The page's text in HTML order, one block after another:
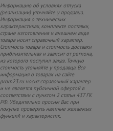
Информацию об условиях отпуска
(реализации) уточняйте у продавца.
Информация о технических
характеристиках, комплекте поставки,
стране изготовления и внешнем виде
товара носит справочный характер.
Стоимость товара и стоимость доставки
приблизительная и зависит от региона,
из которого поступил заказ. Точную
стоимость уточняйте у продавца. Вся
информация о товарах на сайте
prom23.ru носит справочный характер
и не является публичной офертой в
соответствии с пунктом 2 статьи 437 ГК
РФ. Убедительно просим Вас при
покупке проверять наличие желаемых
функций и характеристик.